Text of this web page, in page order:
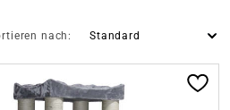
nach: